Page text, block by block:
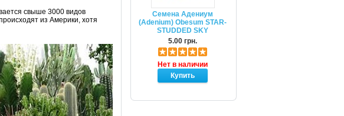
Семена Адениум
(Adenium) Obesum STAR-
STUDDED SKY
5.00 грн.
Нет в наличии
свыше 3000 видов
из Америки, хотя